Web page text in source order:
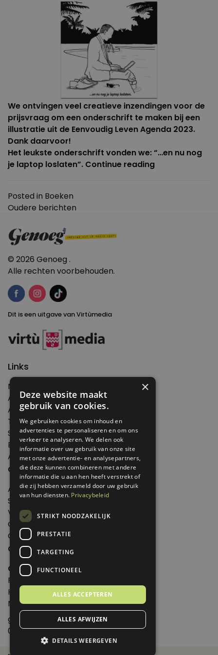
We ontvingen veel creatieve inzendingen voor de
prijsvraag om een onderschrift te maken bij een
illustratie uit de Eenvoudig Leven Agenda 2023.
Dank daarvoor!
Het leukste onderschrift vonden we: “…en nu nog
je laptop loslaten”. Continue reading“Winnaar
Posted in Boeken
Berichten
Oudere berichten
© 2026 Genoeg .
Alle rechten voorbehouden.
Dit is een uitgave van Virtùmedia
Links
Nieuws
Artikelen
Agenda
Thema's
Shop
Edities
Abonneren
Over Genoeg
Adverteren
Samenwerken
Verkooppunten
Over Genoeg
Contact
Contactgegevens
Genoeg
Postbus 595 - 3700 AN Zeist
Huis ter Heideweg 13 - 3705MA Zeist
Nederland
genoeg@spabonneeservice.nl
088-1102091
×
Deze website maakt
gebruik van cookies.
We gebruiken cookies om inhoud en
advertenties te personaliseren en om ons
verkeer te analyseren. We delen ook
informatie over uw gebruik van onze site
met onze advertentie- en analysepartners,
die deze kunnen combineren met andere
informatie die u aan hen heeft verstrekt of
die zij hebben verzameld door uw gebruik
van hun diensten. Privacybeleid
STRIKT NOODZAKELIJK
PRESTATIE
TARGETING
FUNCTIONEEL
ALLES ACCEPTEREN
ALLES AFWIJZEN
DETAILS WEERGEVEN